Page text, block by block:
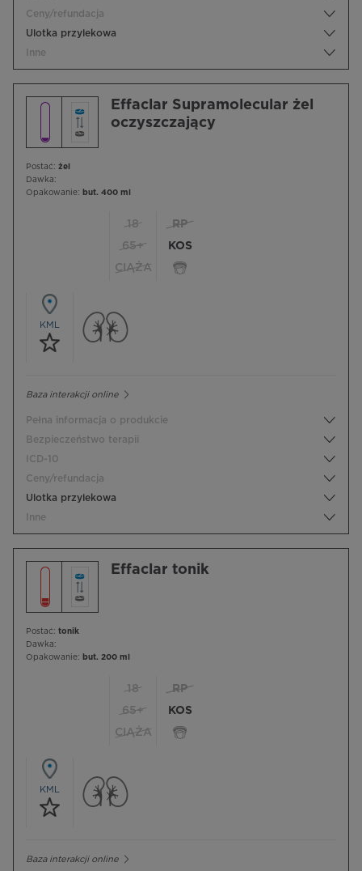
Ceny/refundacja
Ulotka przylekowa
Inne
Effaclar Supramolecular żel
oczyszczający
Postać: żel
Dawka:
Opakowanie: but. 400 ml
18
65+
CIĄŻA
RP
KOS
KML
Baza interakcji online
Pełna informacja o produkcie
Bezpieczeństwo terapii
ICD-10
Ceny/refundacja
Ulotka przylekowa
Inne
Effaclar tonik
Postać: tonik
Dawka:
Opakowanie: but. 200 ml
18
65+
CIĄŻA
RP
KOS
KML
Baza interakcji online